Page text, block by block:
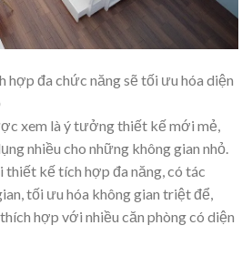
hợp đa chức năng sẽ tối ưu hóa diện
xem là ý tưởng thiết kế mới mẻ,
nhiều cho những không gian nhỏ.
kế tích hợp đa năng, có tác
tối ưu hóa không gian triệt để,
hợp với nhiều căn phòng có diện